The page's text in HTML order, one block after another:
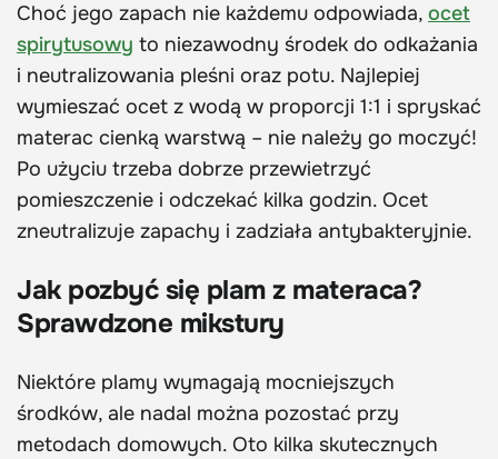
Choć jego zapach nie każdemu odpowiada, ocet
spirytusowy to niezawodny środek do odkażania
i neutralizowania pleśni oraz potu. Najlepiej
wymieszać ocet z wodą w proporcji 1:1 i spryskać
materac cienką warstwą – nie należy go moczyć!
Po użyciu trzeba dobrze przewietrzyć
pomieszczenie i odczekać kilka godzin. Ocet
zneutralizuje zapachy i zadziała antybakteryjnie.
Jak pozbyć się plam z materaca?
Sprawdzone mikstury
Niektóre plamy wymagają mocniejszych
środków, ale nadal można pozostać przy
metodach domowych. Oto kilka skutecznych